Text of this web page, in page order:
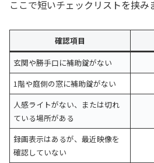
ここで短いチェックリストを挟み
確認項目
玄関や勝手口に補助錠がない
1階や庭側の窓に補助錠がない
人感ライトがない、または切れ
ている場所がある
録画表示はあるが、最近映像を
確認していない